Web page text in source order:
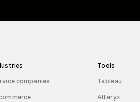
companies
Tools
Tableau
Alteryx